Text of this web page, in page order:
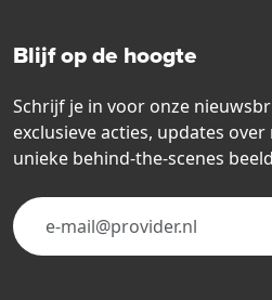
Blijf op de hoogte
Schrijf je in voor onze
exclusieve acties, updates
unieke behind-the-scenes